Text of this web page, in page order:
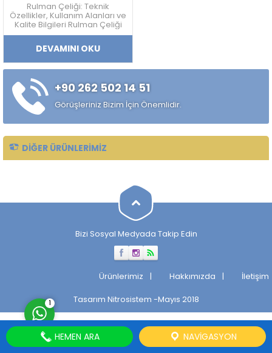
Rulman Çeliği: Teknik
Özellikler, Kullanım Alanları ve
Kalite Bilgileri Rulman Çeliği
Nedir? Rulman çeliği; yüksek
sertlik, aşınma dayanımı,
yorulma direnci ve boyutsal
kararlılık gerektiren
uygulamalarda kullanılan
yüksek karbonlu krom
alaşımlı özel çelik türüdür.
Özellikle rulman, bilya,
makaralı rulman elemanları,
DEVAMINI OKU
+90 262 502 14 51
Görüşleriniz Bizim İçin Önemlidir.
DIĞER ÜRÜNLERIMIZ
Bizi Sosyal Medyada Takip Edin
Ürünlerimiz Hakkımızda
İletişim
Tasarım Nitrosistem -Mayıs 2018
Cevap Yaz
1
HEMEN ARA NAVIGASYON